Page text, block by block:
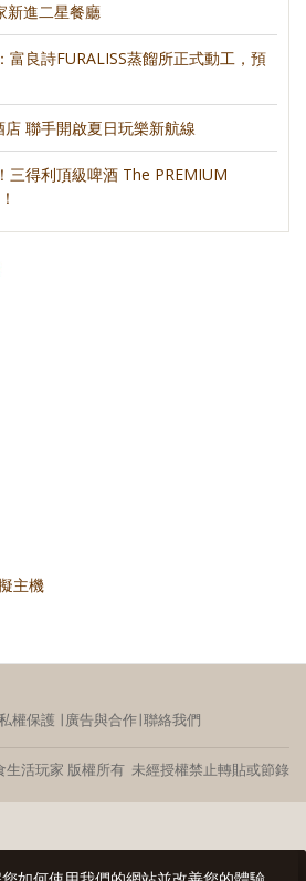
新進二星餐廳
富良詩FURALISS蒸餾所正式動工，預
聯手開啟夏日玩樂新航線
三得利頂級啤酒 The PREMIUM
主機
權保護 ∣廣告與合作∣聯絡我們
活玩家 版權所有 未經授權禁止轉貼或節錄